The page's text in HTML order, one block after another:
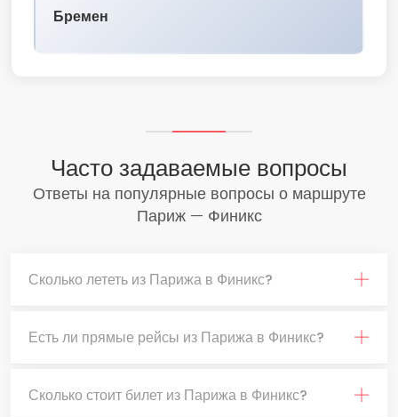
Бремен
Часто задаваемые вопросы
Ответы на популярные вопросы о маршруте
Париж — Финикс
Сколько лететь из Парижа в Финикс?
Есть ли прямые рейсы из Парижа в Финикс?
Сколько стоит билет из Парижа в Финикс?